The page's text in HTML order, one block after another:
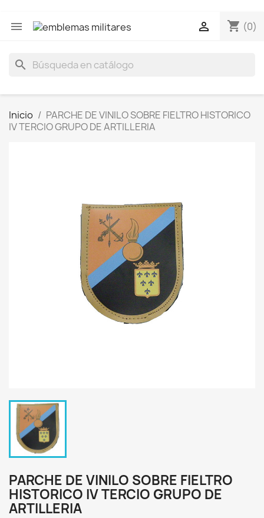
 shopping_cart (0)

search
Inicio
PARCHE DE VINILO SOBRE FIELTRO HISTORICO
IV TERCIO GRUPO DE ARTILLERIA
PARCHE DE VINILO SOBRE FIELTRO
HISTORICO IV TERCIO GRUPO DE
ARTILLERIA